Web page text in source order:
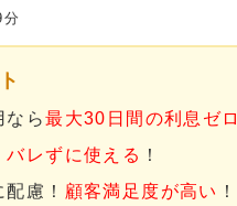
なら最大30日間の利息ゼロ
バレずに使える ！
慮！ 顧客満足度が高い ！